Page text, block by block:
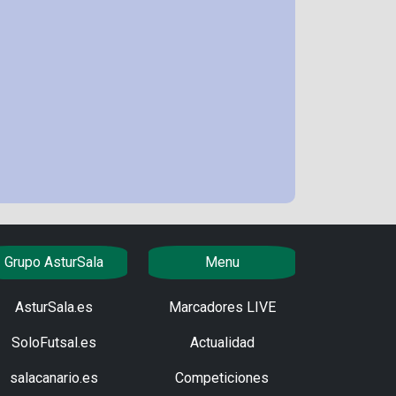
Grupo AsturSala
AsturSala.es
SoloFutsal.es
salacanario.es
Menu
Marcadores LIVE
Actualidad
Competiciones